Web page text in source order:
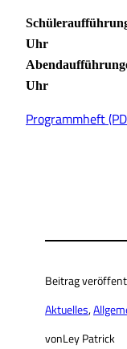
Uhr
Uhr
Programmheft
Beitrag
Aktuelles,
vonLey Patrick